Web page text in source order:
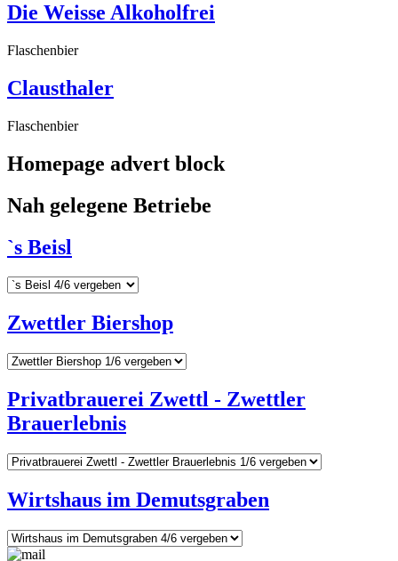
Die Weisse Alkoholfrei
Flaschenbier
Clausthaler
Flaschenbier
Homepage advert block
Nah gelegene Betriebe
`s Beisl
Zwettler Biershop
Privatbrauerei Zwettl - Zwettler
Brauerlebnis
Wirtshaus im Demutsgraben